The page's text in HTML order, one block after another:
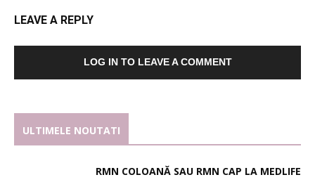
LEAVE A REPLY
LOG IN TO LEAVE A COMMENT
ULTIMELE NOUTATI
RMN COLOANĂ SAU RMN CAP LA MEDLIFE